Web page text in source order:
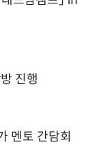
진행
멘토 간담회